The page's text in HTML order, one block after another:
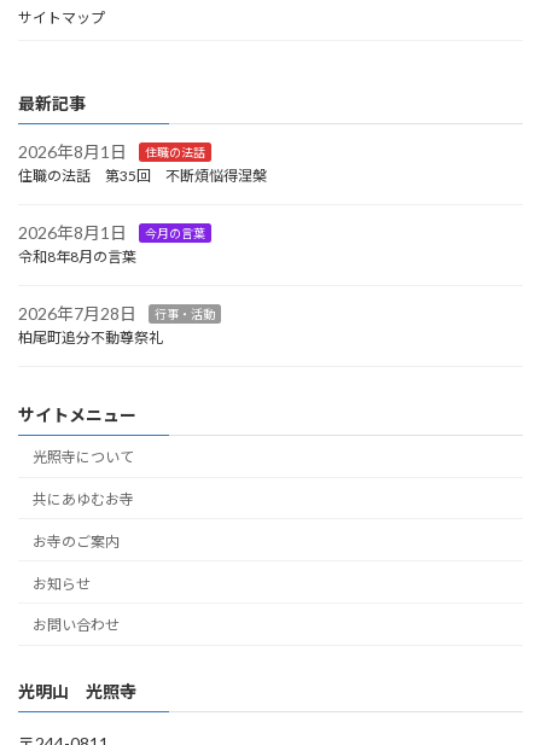
サイトマップ
最新記事
2026年8月1日 住職の法話
住職の法話 第35回 不断煩悩得涅槃
2026年8月1日 今月の言葉
令和8年8月の言葉
2026年7月28日 行事・活動
柏尾町追分不動尊祭礼
サイトメニュー
光照寺について
共にあゆむお寺
お寺のご案内
お知らせ
お問い合わせ
光明山 光照寺